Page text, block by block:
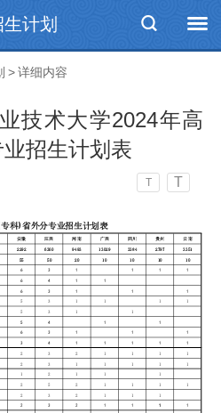
计划
>详细内容
技术大学2024年高
招生计划表
T T